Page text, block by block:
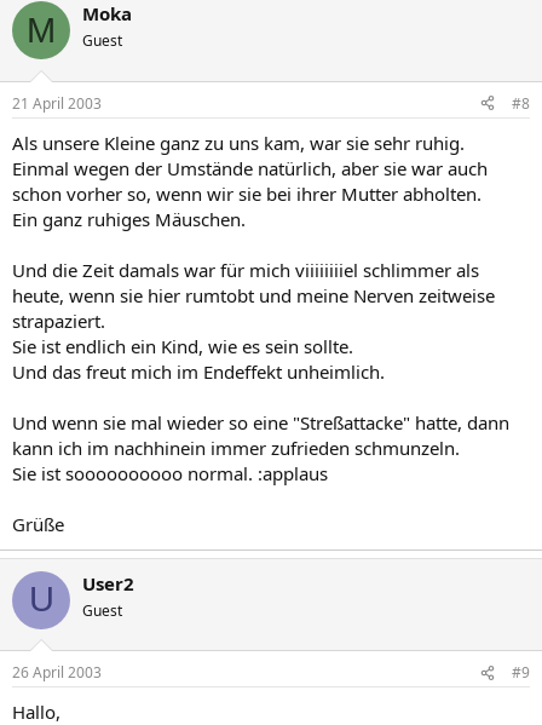
M Moka
Guest
21 April 2003 #8
Als unsere Kleine ganz zu uns kam, war sie sehr ruhig.
Einmal wegen der Umstände natürlich, aber sie war auch
schon vorher so, wenn wir sie bei ihrer Mutter abholten.
Ein ganz ruhiges Mäuschen.
Und die Zeit damals war für mich viiiiiiiiel schlimmer als
heute, wenn sie hier rumtobt und meine Nerven zeitweise
strapaziert.
Sie ist endlich ein Kind, wie es sein sollte.
Und das freut mich im Endeffekt unheimlich.
Und wenn sie mal wieder so eine "Streßattacke" hatte, dann
kann ich im nachhinein immer zufrieden schmunzeln.
Sie ist soooooooooo normal. :applaus
Grüße
U User2
Guest
26 April 2003 #9
Hallo,